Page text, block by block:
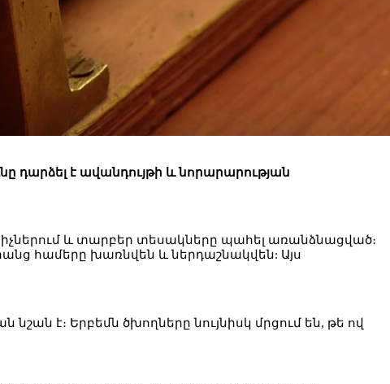
դարձել է ավանդույթի և նորարարության
և տարբեր տեսակները պահել առանձնացված։
համերը խառնվեն և ներդաշնակվեն: Այս
է։ Երբեմն ծխողները նույնիսկ մրցում են, թե ով